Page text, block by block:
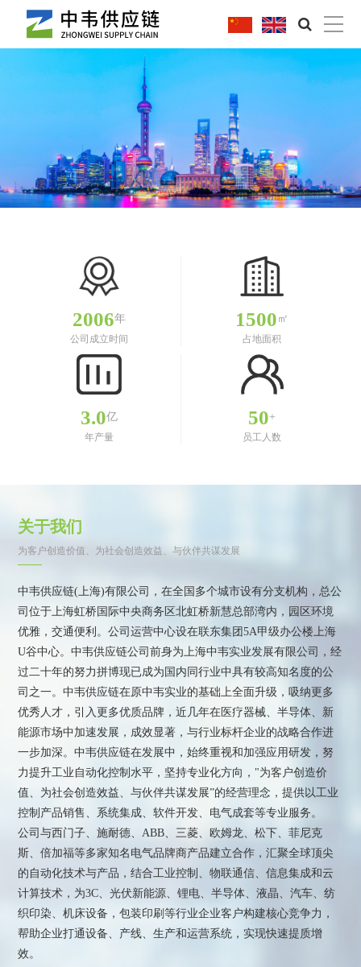
2006年
公司成立时间
1500 ㎡
占地面积
3.0亿
年产量
50+
员工人数
关于我们
为客户创造价值、为社会创造效益、与伙伴共谋发展
中韦供应链(上海)有限公司，在全国多个城市设有分支机构，总公
司位于上海虹桥国际中央商务区北虹桥新慧总部湾内，园区环境
优雅，交通便利。公司运营中心设在联东集团5A甲级办公楼上海
U谷中心。中韦供应链公司前身为上海中韦实业发展有限公司，经
过二十年的努力拼博现已成为国内同行业中具有较高知名度的公
司之一。中韦供应链在原中韦实业的基础上全面升级，吸纳更多
优秀人才，引入更多优质品牌，近几年在医疗器械、半导体、新
能源市场中加速发展，成效显著，与行业标杆企业的战略合作进
一步加深。中韦供应链在发展中，始终重视和加强应用研发，努
力提升工业自动化控制水平，坚持专业化方向，"为客户创造价
值、为社会创造效益、与伙伴共谋发展”的经营理念，提供以工业
控制产品销售、系统集成、软件开发、电气成套等专业服务。
公司与西门子、施耐德、ABB、三菱、欧姆龙、松下、菲尼克
斯、倍加福等多家知名电气品牌商产品建立合作，汇聚全球顶尖
的自动化技术与产品，结合工业控制、物联通信、信息集成和云
计算技术，为3C、光伏新能源、锂电、半导体、液晶、汽车、纺
织印染、机床设备，包装印刷等行业企业客户构建核心竞争力，
帮助企业打通设备、产线、生产和运营系统，实现快速提质增
效。